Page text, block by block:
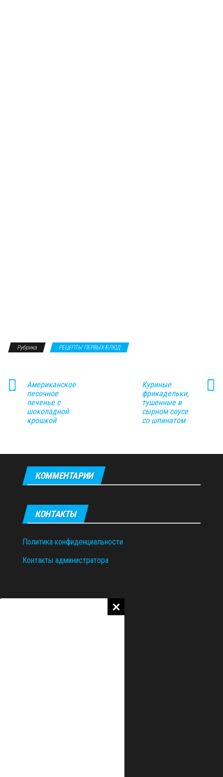
Рубрика РЕЦЕПТЫ ПЕРВЫХ БЛЮД
Американское
песочное
печенье с
шоколадной
крошкой
Куриные
фрикадельки,
тушенные в
сырном соусе
со шпинатом
КОММЕНТАРИИ
КОНТАКТЫ
Политика конфиденциальности
Контакты администратора